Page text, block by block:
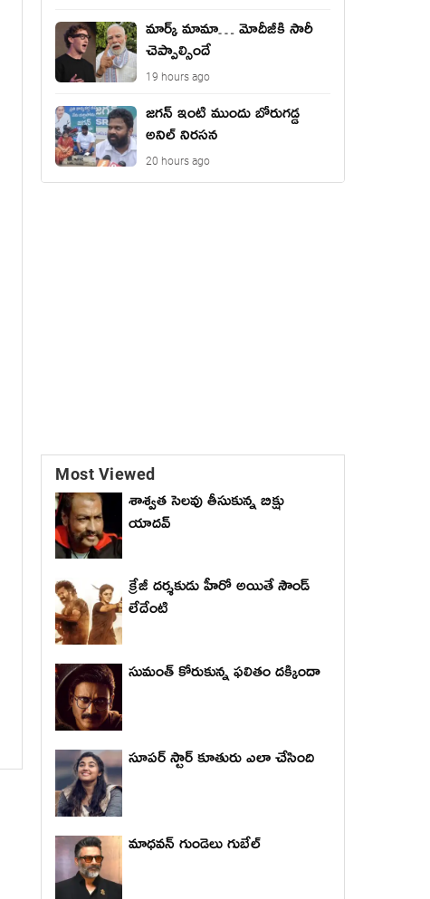
మార్క్ మామా… మోదీజీకి సారీ
చెప్పాల్సిందే
19 hours ago
జగన్ ఇంటి ముందు బోరుగడ్డ
అనిల్ నిరసన
20 hours ago
Most Viewed
శాశ్వత సెలవు తీసుకున్న బిక్షు
యాదవ్
క్రేజీ దర్శకుడు హీరో అయితే సౌండ్
లేదేంటి
సుమంత్ కోరుకున్న ఫలితం దక్కిందా
సూపర్ స్టార్ కూతురు ఎలా చేసింది
మాధ‌వ‌న్ గుండెలు గుబేల్‌